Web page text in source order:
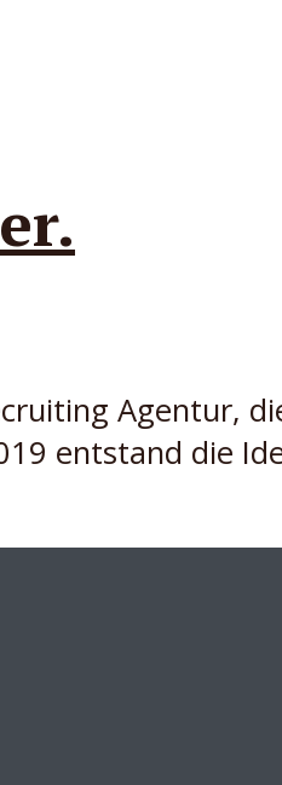
Agentur,
entstand die